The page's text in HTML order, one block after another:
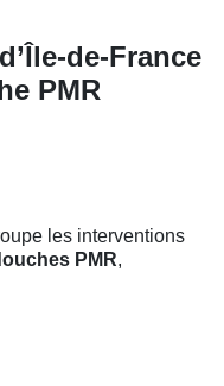
de-France
PMR
les interventions
PMR,